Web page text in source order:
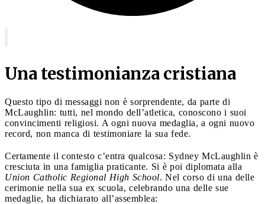
Una testimonianza cristiana
Questo tipo di messaggi non è sorprendente, da parte di
McLaughlin: tutti, nel mondo dell’atletica, conoscono i suoi
convincimenti religiosi. A ogni nuova medaglia, a ogni nuovo
record, non manca di testimoniare la sua fede.
Certamente il contesto c’entra qualcosa: Sydney McLaughlin è
cresciuta in una famiglia praticante. Si è poi diplomata alla
Union Catholic Regional High School. Nel corso di una delle
cerimonie nella sua ex scuola, celebrando una delle sue
medaglie, ha dichiarato all’assemblea: